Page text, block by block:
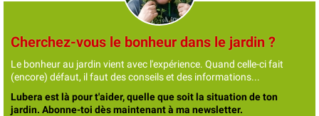
Cherchez-vous le bonheur dans le jardin ?
Le bonheur au jardin vient avec l'expérience. Quand celle-ci fait
(encore) défaut, il faut des conseils et des informations...
Lubera est là pour t'aider, quelle que soit la situation de ton
jardin. Abonne-toi dès maintenant à ma newsletter.